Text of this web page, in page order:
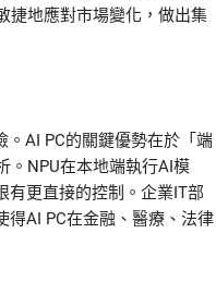
捷地應對市場變化，做出集
AI PC的關鍵優勢在於「端
。NPU在本地端執行AI模
有更直接的控制。企業IT部
得AI PC在金融、醫療、法律